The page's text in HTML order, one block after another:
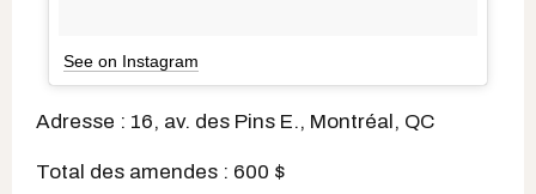
See on Instagram
Adresse : 16, av. des Pins E., Montréal, QC
Total des amendes : 600 $